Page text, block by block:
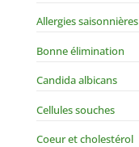
Allergies saisonnières
Bonne élimination
Candida albicans
Cellules souches
Coeur et cholestérol